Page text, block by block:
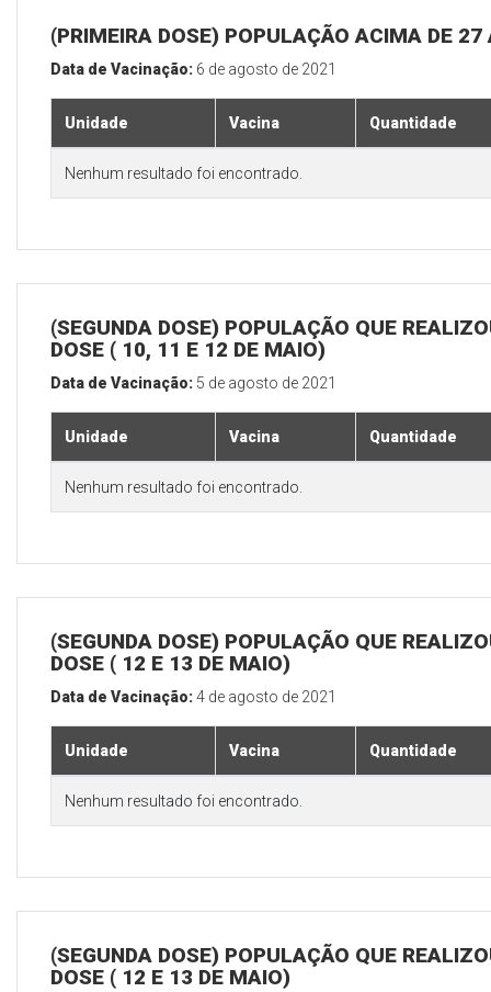
(PRIMEIRA DOSE) POPULAÇÃO ACIMA DE 27
Data de Vacinação: 6 de agosto de 2021
Unidade Vacina Quantidade
Nenhum resultado foi encontrado.
(SEGUNDA DOSE) POPULAÇÃO QUE
DOSE ( 10, 11 E 12 DE MAIO)
Data de Vacinação: 5 de agosto de 2021
Unidade Vacina Quantidade
Nenhum resultado foi encontrado.
(SEGUNDA DOSE) POPULAÇÃO QUE
DOSE ( 12 E 13 DE MAIO)
Data de Vacinação:4 de agosto de 2021
Unidade Vacina Quantidade
Nenhum resultado foi encontrado.
(SEGUNDA DOSE) POPULAÇÃO QUE
DOSE ( 12 E 13 DE MAIO)